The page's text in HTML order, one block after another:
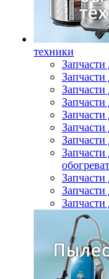
техники
Запчасти
Запчасти
Запчасти
Запчасти